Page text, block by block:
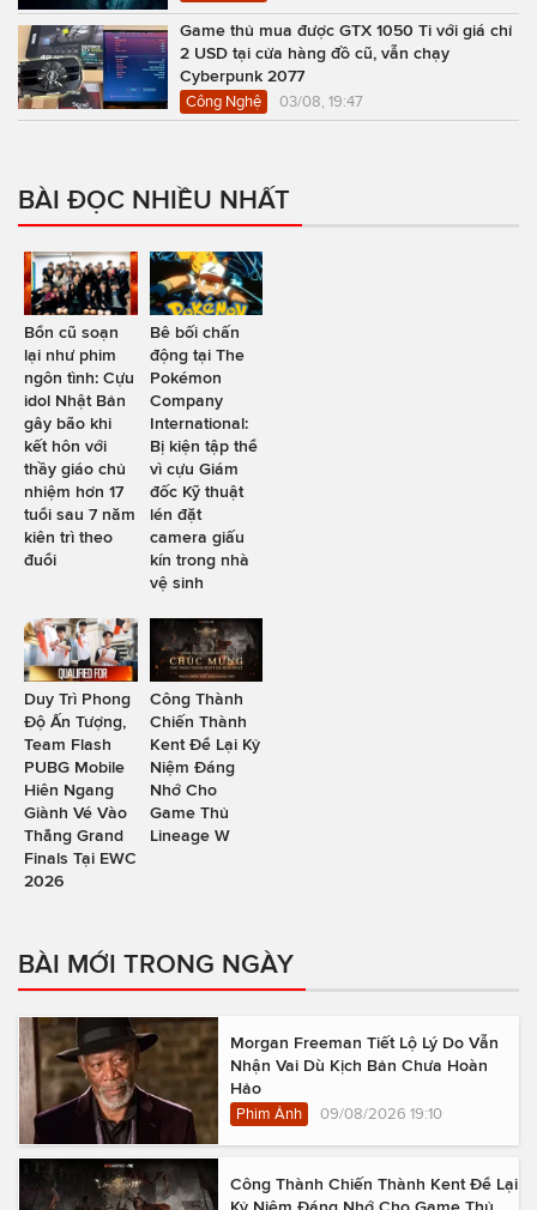
Game thủ mua được GTX 1050 Ti với giá chỉ
2 USD tại cửa hàng đồ cũ, vẫn chạy
Cyberpunk 2077
Công Nghệ 03/08, 19:47
BÀI ĐỌC NHIỀU NHẤT
Bổn cũ soạn
lại như phim
ngôn tình: Cựu
idol Nhật Bản
gây bão khi
kết hôn với
thầy giáo chủ
nhiệm hơn 17
tuổi sau 7 năm
kiên trì theo
đuổi
Bê bối chấn
động tại The
Pokémon
Company
International:
Bị kiện tập thể
vì cựu Giám
đốc Kỹ thuật
lén đặt
camera giấu
kín trong nhà
vệ sinh
Duy Trì Phong
Độ Ấn Tượng,
Team Flash
PUBG Mobile
Hiên Ngang
Giành Vé Vào
Thẳng Grand
Finals Tại EWC
2026
Công Thành
Chiến Thành
Kent Để Lại Kỷ
Niệm Đáng
Nhớ Cho
Game Thủ
Lineage W
BÀI MỚI TRONG NGÀY
Morgan Freeman Tiết Lộ Lý Do Vẫn
Nhận Vai Dù Kịch Bản Chưa Hoàn
Hảo
Phim Ảnh 09/08/2026 19:10
Công Thành Chiến Thành Kent Để Lại